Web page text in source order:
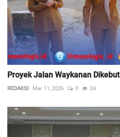
Proyek Jalan Waykanan Dikebut
REDAKSI Mar 11, 2026 0 24